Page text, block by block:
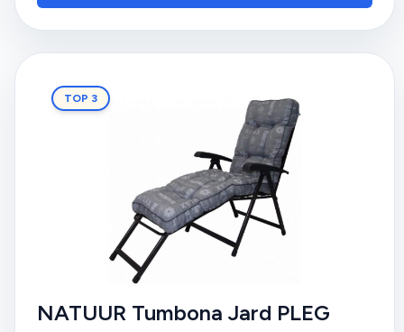
TOP 3
NATUUR Tumbona Jard PLEG